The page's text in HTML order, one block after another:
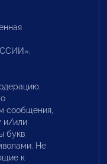
сообщения,
и/или
букв
Не
к